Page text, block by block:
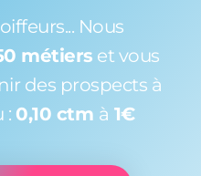
Nous
métiers et vous
des prospects à
: 0,10 ctm à 1€